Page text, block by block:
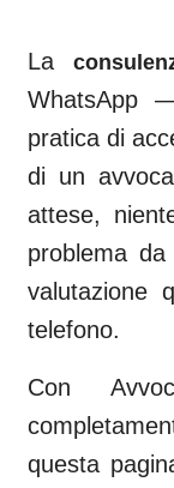
La
WhatsApp
pratica di
di un
attese,
problema
valutazione
telefono.
Con
questa